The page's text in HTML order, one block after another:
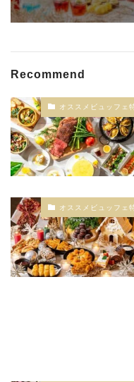
Recommend
オススメビュッフェ
オススメビュッフェ